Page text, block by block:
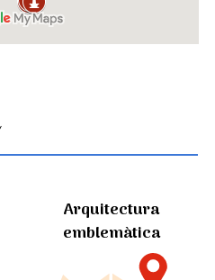
Arquitectura
emblemàtica